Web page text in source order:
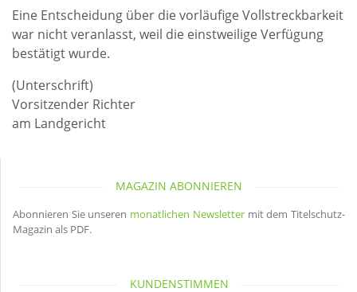
Eine Entscheidung über die vorläufige Vollstreckbarkeit
war nicht veranlasst, weil die einstweilige Verfügung
bestätigt wurde.
(Unterschrift)
Vorsitzender Richter
am Landgericht
MAGAZIN ABONNIEREN
Abonnieren Sie unseren monatlichen Newslettermit dem Titelschutz-
Magazin als PDF.
KUNDENSTIMMEN